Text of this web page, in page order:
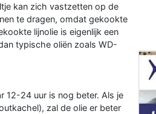
kan zich vastzetten op de
te dragen, omdat gekookte
lijnolie is eigenlijk een
typische oliën zoals WD-
12-24 uur is nog beter. Als je
zal de olie er beter